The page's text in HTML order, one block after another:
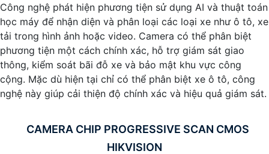
'
Công nghệ phát hiện phương tiện sử dụng AI và thuật toán
học máy để nhận diện và phân loại các loại xe như ô tô, xe
tải trong hình ảnh hoặc video. Camera có thể phân biệt
phương tiện một cách chính xác, hỗ trợ giám sát giao
thông, kiểm soát bãi đỗ xe và bảo mật khu vực công
cộng. Mặc dù hiện tại chỉ có thể phân biệt xe ô tô, công
nghệ này giúp cải thiện độ chính xác và hiệu quả giám sát.
CAMERA CHIP PROGRESSIVE SCAN CMOS
HIKVISION